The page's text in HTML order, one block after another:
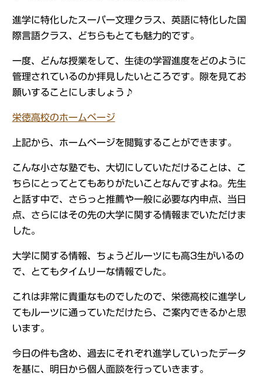
進学に特化したスーパー文理クラス、英語に特化した国
際言語クラス、どちらもとても魅力的です。
一度、どんな授業をして、生徒の学習進度をどのように
管理されているのか拝見したいところです。隙を見てお
願いすることにしましょう♪
栄徳高校のホームページ
上記から、ホームページを閲覧することができます。
こんな小さな塾でも、大切にしていただけることは、こ
ちらにとってとてもありがたいことなんですよね。先生
と話す中で、さらっと推薦や一般に必要な内申点、当日
点、さらにはその先の大学に関する情報までいただけま
した。
大学に関する情報、ちょうどルーツにも高3生がいるの
で、とてもタイムリーな情報でした。
これは非常に貴重なものでしたので、栄徳高校に進学し
てもルーツに通っていただけたら、ご案内できるかと思
います。
今日の件も含め、過去にそれぞれ進学していったデータ
を基に、明日から個人面談を行っていきます。